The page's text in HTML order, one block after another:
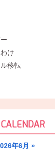
け
移転
CALENDAR
年6月 »